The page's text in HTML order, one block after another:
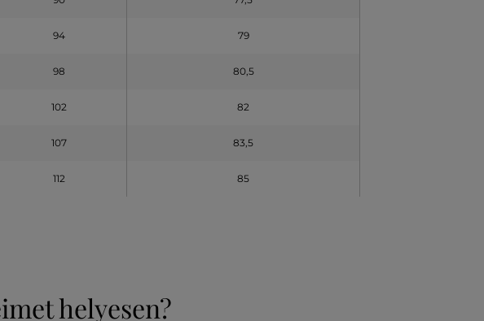
94 79
98 80,5
102 82
107 83,5
112 85
helyesen?